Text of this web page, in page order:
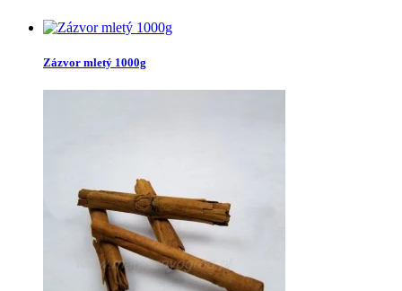
Zázvor mletý 1000g